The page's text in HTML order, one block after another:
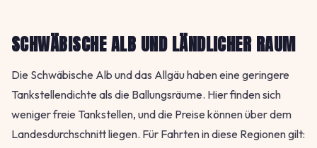
SCHWÄBISCHE ALB UND LÄNDLICHER RAUM
Die Schwäbische Alb und das Allgäu haben eine geringere
Tankstellendichte als die Ballungsräume. Hier finden sich
weniger freie Tankstellen, und die Preise können über dem
Landesdurchschnitt liegen. Für Fahrten in diese Regionen gilt: